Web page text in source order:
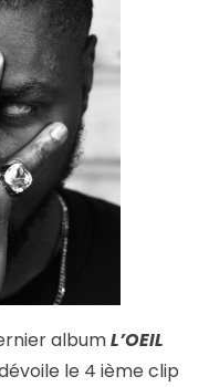
albumL’OEIL
le 4 ième clip